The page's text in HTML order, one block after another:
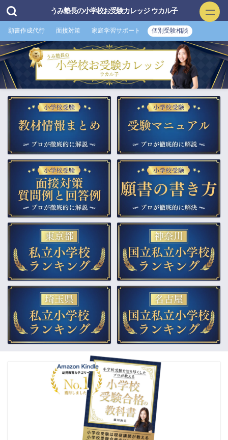
うみ塾長の小学校お受験カレッジ ウカル子
願書作成代行 面接対策 家庭学習サポート 個別受験相談
小学校お受験
▲家庭学習サポート ▲プロ家庭教師（訪問）
▲小学校受験合格の教科書 ▲教材販売（通販）
▲受験個別相談
▲幼稚園受験をプロが解説
ご依頼までの流れ